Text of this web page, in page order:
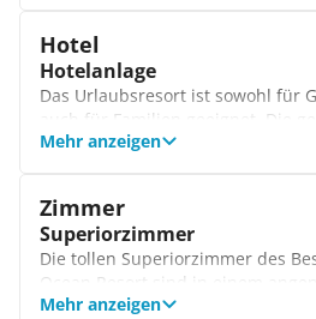
Hotel
Hotelanlage
Das Urlaubsresort ist sowohl für
auch für Familien geeignet. Die
verfügt über mehrere
Rezeption
Im Best Western Phuket Ocean
freundlichen Mitarbeitern
Mehr anzeigen
Zimmer
Superiorzimmer
Die tollen Superiorzimmer des
Ocean Resort sind in einem
Farbkontrast gehalten und mit
Mehr anzeigen